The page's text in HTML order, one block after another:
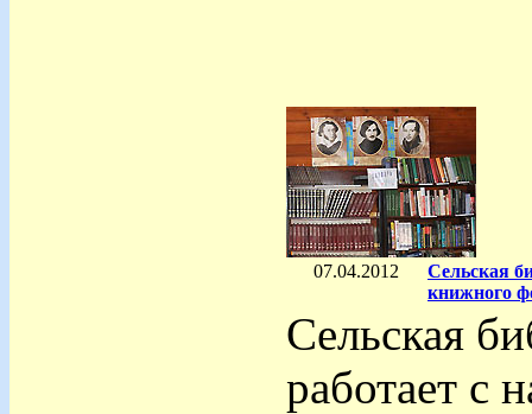
07.04.2012
Сельская
книжного
Сельская
работает с